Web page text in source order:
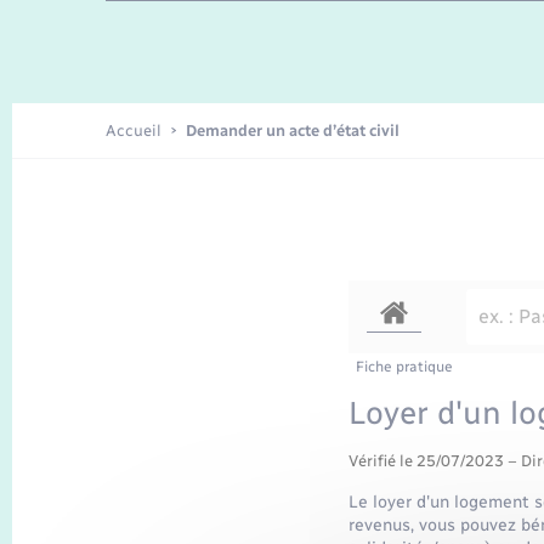
Enfants – Jeunes
Accueil Demander un acte d’état civil
Fiche pratique
Loyer d'un
Vérifié le 25/07/2023 –
Le loyer d'un logement
revenus, vous pouvez